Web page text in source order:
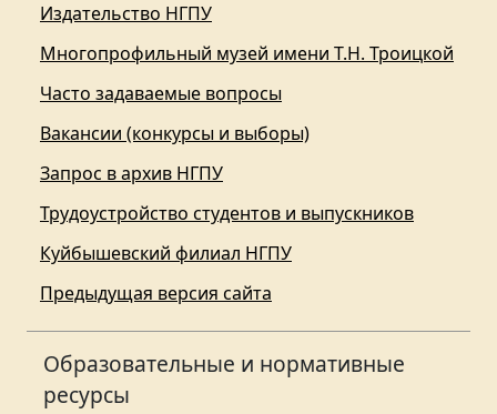
Издательство НГПУ
Многопрофильный музей имени Т.Н. Троицкой
Часто задаваемые вопросы
Вакансии (конкурсы и выборы)
Запрос в архив НГПУ
Трудоустройство студентов и выпускников
Куйбышевский филиал НГПУ
Предыдущая версия сайта
Образовательные и нормативные
ресурсы